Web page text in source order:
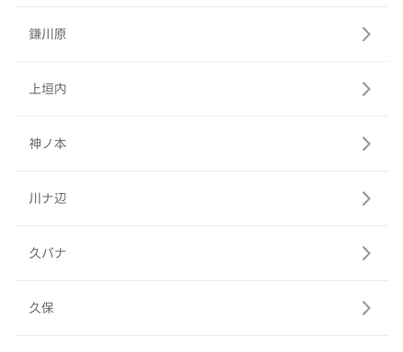
鎌川原
上垣内
神ノ本
川ナ辺
久バナ
久保